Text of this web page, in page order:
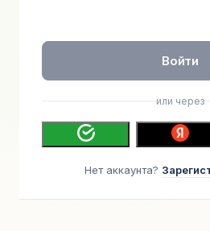
Войти
или через
Нет аккаунта?